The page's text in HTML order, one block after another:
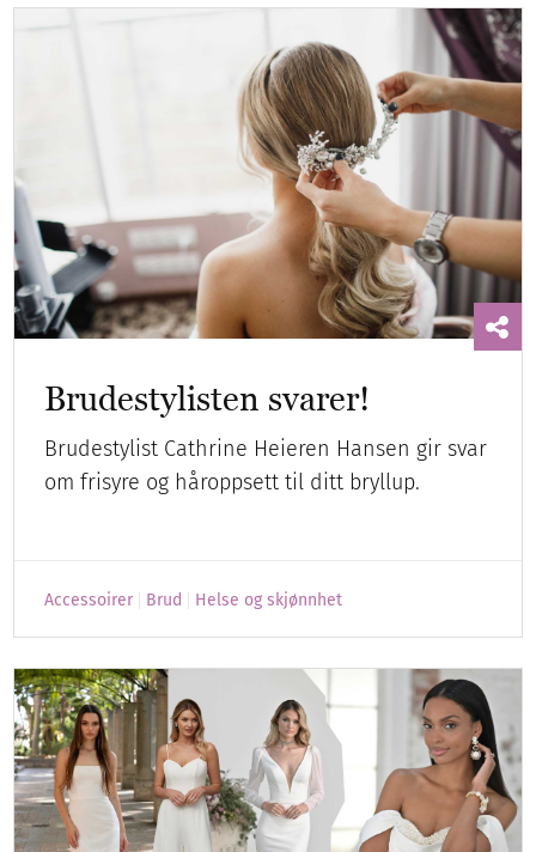
Brudestylisten svarer!
Brudestylist Cathrine Heieren Hansen gir svar
om frisyre og håroppsett til ditt bryllup.
Accessoirer Brud Helse og skjønnhet